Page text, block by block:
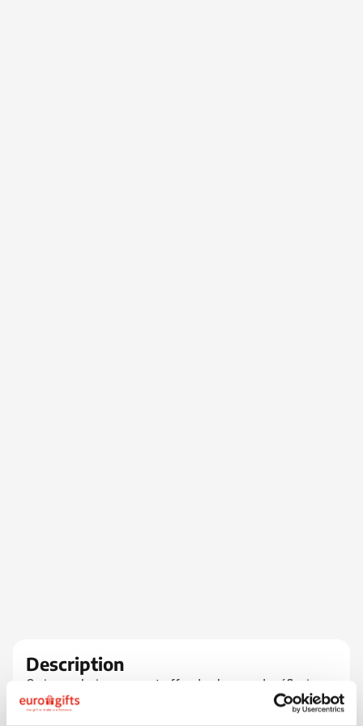
Description
Ce jeu en bois amusant offre des heures de réflexion
et de puzzle ! Ce puzzle intelligent en bois contient 7
blocs de bois colorés de différentes formes. Fourni